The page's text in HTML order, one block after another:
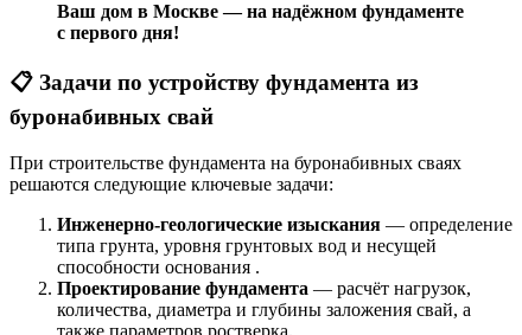
Ваш дом в Москве — на надёжном фундаменте
с первого дня!
📋 Задачи по устройству фундамента из
буронабивных свай
При строительстве фундамента на буронабивных сваях
решаются следующие ключевые задачи:
Инженерно-геологические изыскания — определение
типа грунта, уровня грунтовых вод и несущей
способности основания .
Проектирование фундамента — расчёт нагрузок,
количества, диаметра и глубины заложения свай, а
также параметров ростверка.